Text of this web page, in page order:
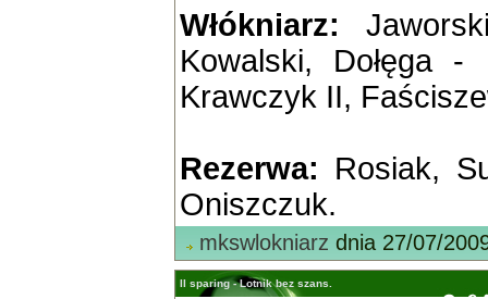
Włókniarz:
Kowalski, Dołęga
Krawczyk II,
Rezerwa: Rosiak,
Oniszczuk.
mkswlokniarz dnia 27/07/
II sparing - Lotnik bez szans.